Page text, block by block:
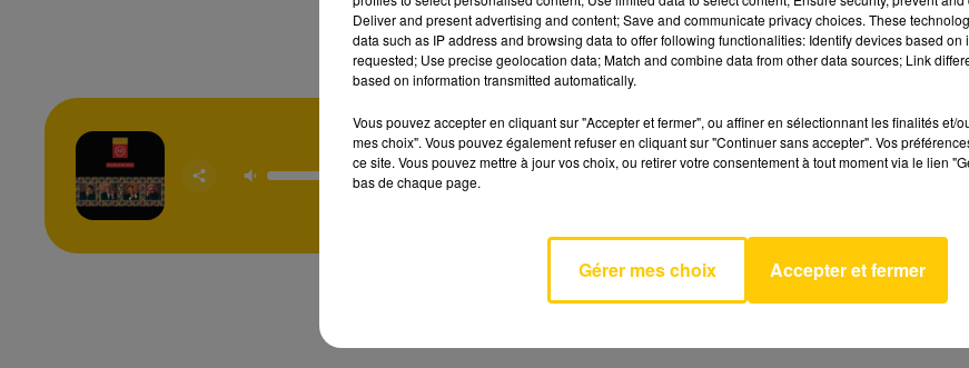
Lessons In Love
LEVEL 42
AVEYRON NORD
Deliver and present advertising and content; Save and communicate privacy choices. These
data such as IP address and browsing data to offer following functionalities: Identify devices based on
requested; Use precise geolocation data; Match and combine data from other data sources; Link
based on information transmitted automatically.
Vous pouvez accepter en cliquant sur "Accepter et fermer", ou affiner en sélectionnant les finalités et/
mes choix". Vous pouvez également refuser en cliquant sur "Continuer sans accepter". Vos
ce site. Vous pouvez mettre à jour vos choix, ou retirer votre consentement à tout moment via le lien
bas de chaque page.
Gérer mes choix Accepter et fermer